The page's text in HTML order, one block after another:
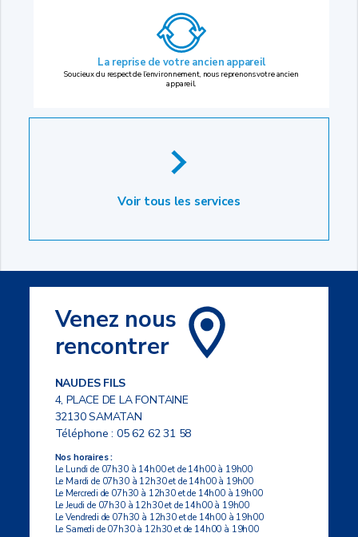
La reprise de votre ancien appareil
Soucieux du respect de l’environnement, nous reprenons votre ancien
appareil.
Voir tous les services
Venez nous
rencontrer
NAUDES FILS
4, PLACE DE LA FONTAINE
32130 SAMATAN
Téléphone :05 62 62 31 58
Nos horaires :
Le Lundi de 07h30 à 14h00 et de 14h00 à 19h00
Le Mardi de 07h30 à 12h30 et de 14h00 à 19h00
Le Mercredi de 07h30 à 12h30 et de 14h00 à 19h00
Le Jeudi de 07h30 à 12h30 et de 14h00 à 19h00
Le Vendredi de 07h30 à 12h30 et de 14h00 à 19h00
Le Samedi de 07h30 à 12h30 et de 14h00 à 19h00